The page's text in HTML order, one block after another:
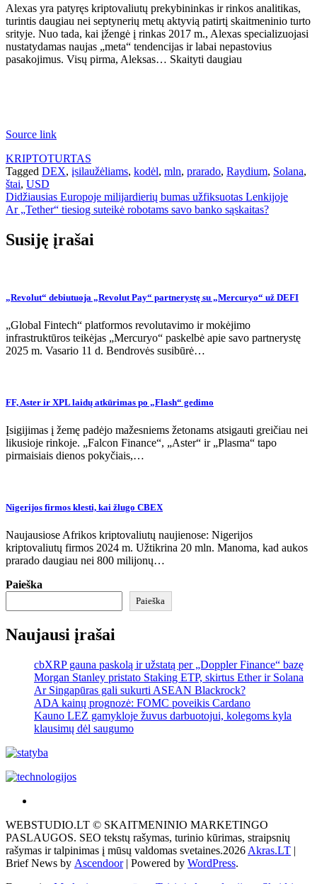
Alexas yra patyręs kriptovaliutų prekybininkas ir rinkos analitikas,
turintis daugiau nei septynerių metų aktyvią patirtį skaitmeninio turto
srityje. Nuo tada, kai įžengė į rinkas 2017 m., Alexas specializuojasi
nustatydamas naujas „meta“ tendencijas ir labai nepastovius
pasakojimus. Visų pirma, Aleksas… Skaityti daugiau
Source link
KRIPTOTURTAS
Tagged DEX, įsilaužėliams, kodėl, mln, prarado, Raydium, Solana,
štai, USD
Navigacija
tarp
įrašų
Didžiausias Europoje milijardierių bumas užfiksuotas Lenkijoje
Ar „Tether“ tiesiog suteikė robotams savo banko sąskaitas?
Susiję įrašai
„Revolut“ debiutuoja „Revolut Pay“ partnerystę su „Mercuryo“ už DEFI
„Global Fintech“ platformos revolutavimo ir mokėjimo
infrastruktūros teikėjas „Mercuryo“ paskelbė apie savo partnerystę
2025 m. Vasario 11 d. Bendrovės susibūrė…
FF, Aster ir XPL laidų atkūrimas po „Flash“ gedimo
Įsigijimas į žemę padėjo mažesniems žetonams atsigauti greičiau nei
likusioje rinkoje. „Falcon Finance“, „Aster“ ir „Plasma“ tapo
pirmaisiais dienos pokyčiais,…
Nigerijos firmos klesti, kai žlugo CBEX
Naujausiose Afrikos kriptovaliutų naujienose: Nigerijos
kriptovaliutų firmos 2024 m. Užtikrina 20 mln. Manoma, kad aukos
prarado daugiau nei 800 milijonų…
Paieška
Paieška
Naujausi įrašai
cbXRP gauna paskolą ir užstatą per „Doppler Finance“ bazę
Morgan Stanley pristato Staking ETP, skirtus Ether ir Solana
Ar Singapūras gali sukurti ASEAN Blackrock?
ADA kainų prognozė: FOMC poveikis Cardano
Kauno LEZ gamykloje žuvus darbuotojui, kolegoms kyla
klausimų dėl saugumo
tai
žemės
ploto
matavimo
WEBSTUDIO.LT © SKAITMENINIO MARKETINGO
PASLAUGOS. SEO tekstų rašymas, turinio kūrimas, straipsnių
rašymas ir talpinimas į mūsų valdomas svetaines.2026 Akras.LT |
Brief News by Ascendoor| Powered by WordPress.